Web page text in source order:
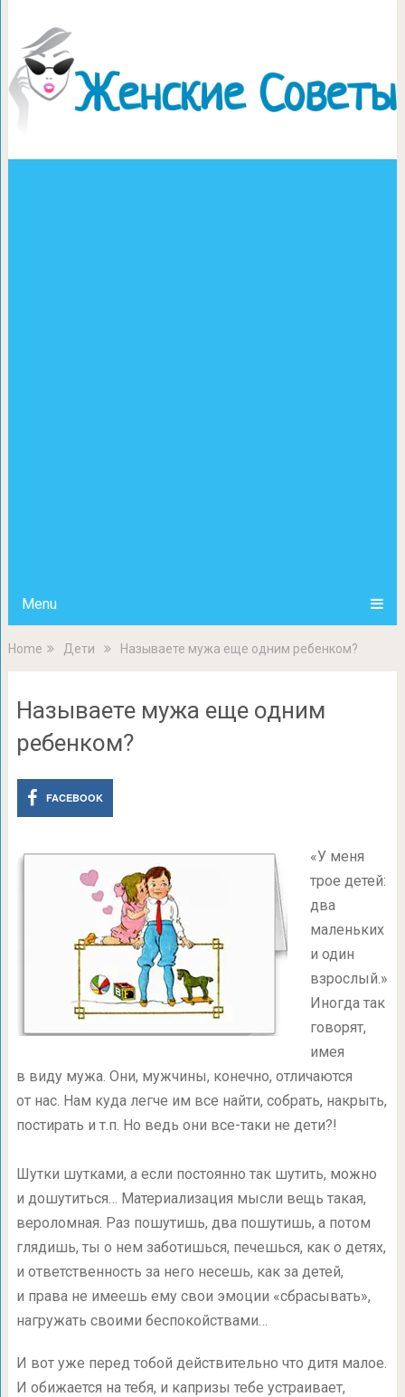
Menu
Home Дети Называете мужа еще одним ребенком?
Называете мужа еще одним
ребенком?
FACEBOOK
«У меня
трое детей:
два
маленьких
и один
взрослый.»
Иногда так
говорят,
имея
в виду мужа. Они, мужчины, конечно, отличаются
от нас. Нам куда легче им все найти, собрать, накрыть,
постирать и т.п. Но ведь они все-таки не дети?!
Шутки шутками, а если постоянно так шутить, можно
и дошутиться… Материализация мысли вещь такая,
вероломная. Раз пошутишь, два пошутишь, а потом
глядишь, ты о нем заботишься, печешься, как о детях,
и ответственность за него несешь, как за детей,
и права не имеешь ему свои эмоции «сбрасывать»,
нагружать своими беспокойствами…
И вот уже перед тобой действительно что дитя малое.
И обижается на тебя, и капризы тебе устраивает,